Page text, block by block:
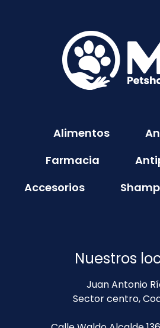
Alimentos
Farmacia
Accesorios
Nuestros
Juan Antonio
Sector centro,